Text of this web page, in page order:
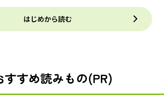
はじめから読む
すすめ読みもの(PR)